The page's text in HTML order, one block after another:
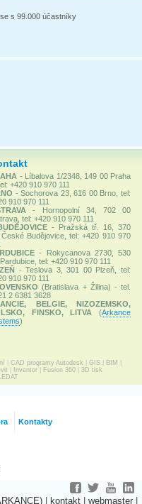
s 99.000 účastníky
- Líbalova 1/2348, 149 00 Praha
+420 910 970 111
- Sochorova 23, 616 00 Brno, tel:
910 970 111
- Hornopolní 34, 702 00
tel: +420 910 970 111
- Pražská tř. 16, 370
Budějovice, tel: +420 910 970
- Rokycanova 2730, 530
tel: +420 910 970 111
- Teslova 3, 301 00 Plzeň, tel:
910 970 111
(Bratislava + Žilina) - tel.
2 6381 3628
BELGIE, NIZOZEMSKO,
FINSKO, LITVA
(Arkance
)
CAD programy Autodesk GIS BIM
Inventor| Fusion 360| 3D tisk
Kontakty
kontakt webmaster